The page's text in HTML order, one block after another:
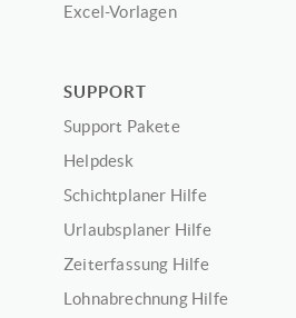
Excel-Vorlagen
SUPPORT
Support Pakete
Helpdesk
Schichtplaner Hilfe
Urlaubsplaner Hilfe
Zeiterfassung Hilfe
Lohnabrechnung Hilfe